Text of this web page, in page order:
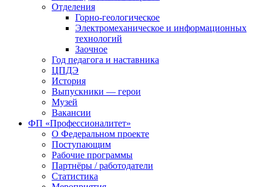
Отделения
Горно-геологическое
Электромеханическое и информационных
технологий
Заочное
Год педагога и наставника
ЦПДЭ
История
Выпускники — герои
Музей
Вакансии
ФП «Профессионалитет»
О Федеральном проекте
Поступающим
Рабочие программы
Партнёры / работодатели
Статистика